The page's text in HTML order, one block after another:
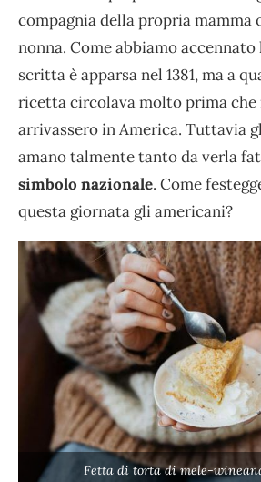
compagnia della propria mamma
nonna. Come abbiamo
scritta è apparsa nel 1381, ma a
ricetta circolava molto prima
arrivassero in America. Tuttavia
amano talmente tanto da verla
simbolo nazionale. Come
questa giornata gli americani?
Fetta di torta di mele-